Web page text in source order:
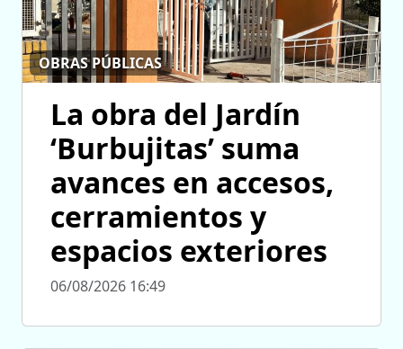
OBRAS PÚBLICAS
La obra del Jardín
‘Burbujitas’ suma
avances en accesos,
cerramientos y
espacios exteriores
06/08/2026 16:49